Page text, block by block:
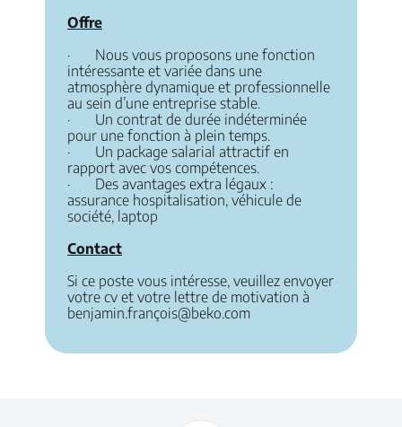
Offre
· Nous vous proposons une fonction
intéressante et variée dans une
atmosphère dynamique et professionnelle
au sein d’une entreprise stable.
· Un contrat de durée indéterminée
pour une fonction à plein temps.
· Un package salarial attractif en
rapport avec vos compétences.
· Des avantages extra légaux :
assurance hospitalisation, véhicule de
société, laptop
Contact
Si ce poste vous intéresse, veuillez envoyer
votre cv et votre lettre de motivation à
benjamin.françois@beko.com